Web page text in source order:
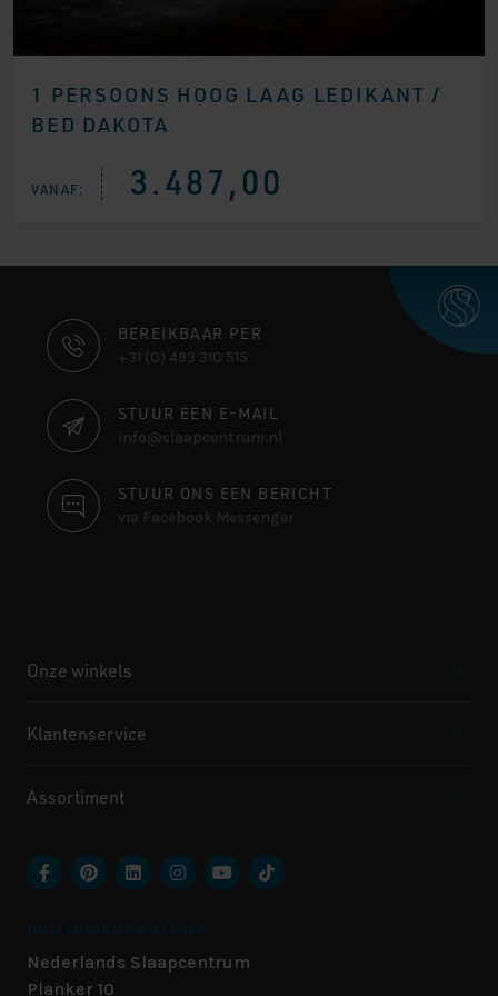
1 PERSOONS HOOG LAAG LEDIKANT /
BED DAKOTA
VANAF: 3.487,00
CONTACT
INFORMATIE
BEREIKBAAR PER
+31 (0) 493 310 515
STUUR EEN E-MAIL
info@slaapcentrum.nl
STUUR ONS EEN BERICHT
via Facebook Messenger
Onze winkels
Klantenservice
Assortiment
Nederlands Slaapcentrum
Planker 10